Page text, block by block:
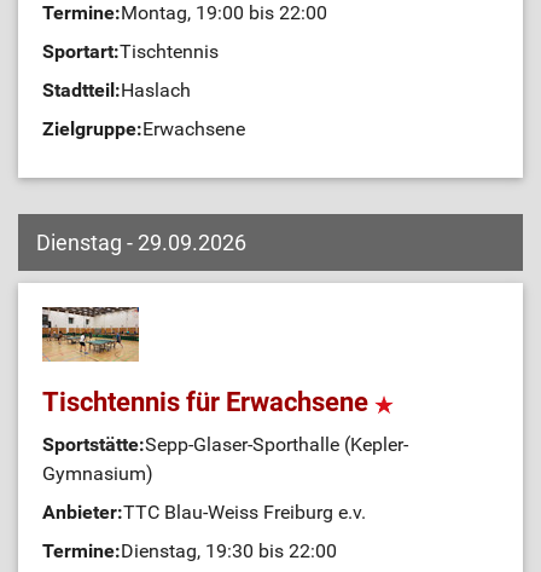
Termine:Montag, 19:00 bis 22:00
Sportart:Tischtennis
Stadtteil:Haslach
Zielgruppe:Erwachsene
Dienstag - 29.09.2026
Tischtennis für Erwachsene
Sportstätte:Sepp-Glaser-Sporthalle (Kepler-
Gymnasium)
Anbieter:TTC Blau-Weiss Freiburg e.v.
Termine:Dienstag, 19:30 bis 22:00